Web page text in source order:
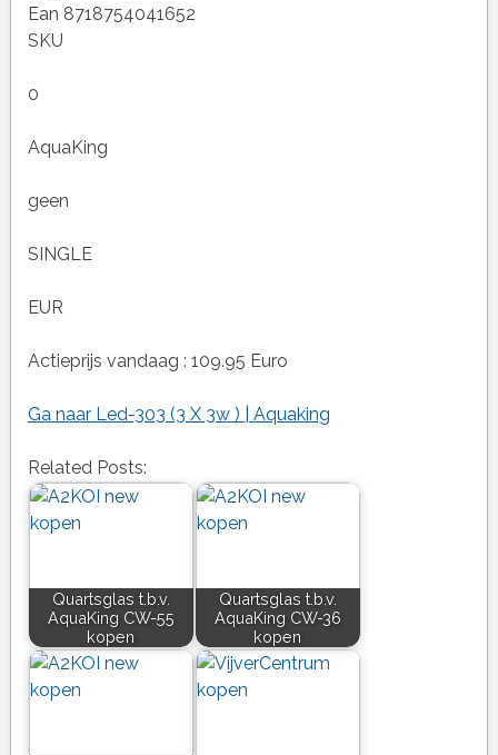
Ean 8718754041652
SKU
0
AquaKing
geen
SINGLE
EUR
Actieprijs vandaag : 109.95 Euro
Ga naar Led-303 (3 X 3w ) | Aquaking
Related Posts:
Quartsglas t.b.v.
AquaKing CW-55
kopen
Quartsglas t.b.v.
AquaKing CW-36
kopen